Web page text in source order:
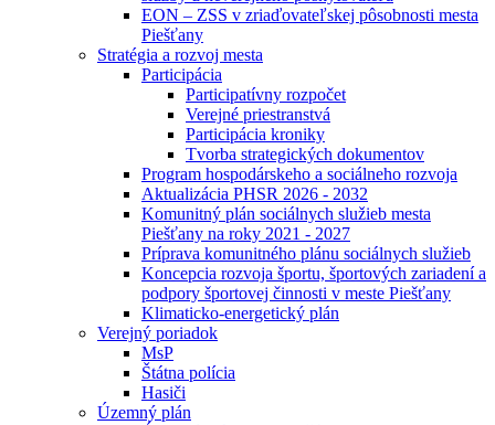
EON – ZSS v zriaďovateľskej pôsobnosti mesta
Piešťany
Stratégia a rozvoj mesta
Participácia
Participatívny rozpočet
Verejné priestranstvá
Participácia kroniky
Tvorba strategických dokumentov
Program hospodárskeho a sociálneho rozvoja
Aktualizácia PHSR 2026 - 2032
Komunitný plán sociálnych služieb mesta
Piešťany na roky 2021 - 2027
Príprava komunitného plánu sociálnych služieb
Koncepcia rozvoja športu, športových zariadení a
podpory športovej činnosti v meste Piešťany
Klimaticko-energetický plán
Verejný poriadok
MsP
Štátna polícia
Hasiči
Územný plán